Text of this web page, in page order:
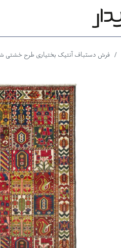
فرش دستباف آنتیک بختیاری طرح